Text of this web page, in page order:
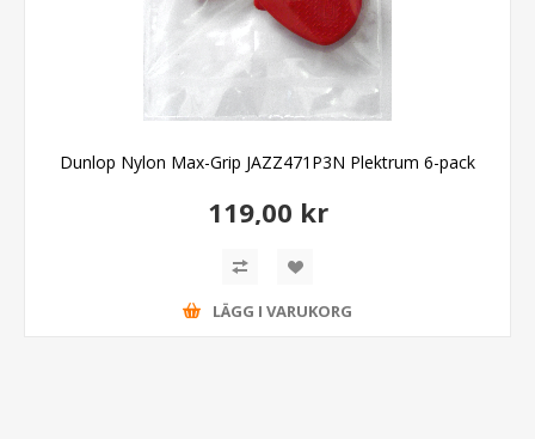
Dunlop Nylon Max-Grip JAZZ471P3N Plektrum 6-pack
119,00 kr
LÄGG I VARUKORG